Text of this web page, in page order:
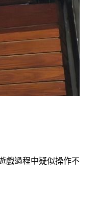
戲過程中疑似操作不